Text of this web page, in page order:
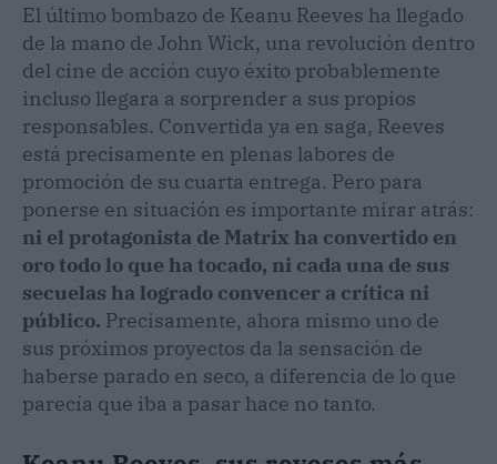
El último bombazo de Keanu Reeves ha llegado
de la mano de John Wick, una revolución dentro
del cine de acción cuyo éxito probablemente
incluso llegara a sorprender a sus propios
responsables. Convertida ya en saga, Reeves
está precisamente en plenas labores de
promoción de su cuarta entrega. Pero para
ponerse en situación es importante mirar atrás:
ni el protagonista de Matrix ha convertido en
oro todo lo que ha tocado, ni cada una de sus
secuelas ha logrado convencer a crítica ni
público. Precisamente, ahora mismo uno de
sus próximos proyectos da la sensación de
haberse parado en seco, a diferencia de lo que
parecía que iba a pasar hace no tanto.